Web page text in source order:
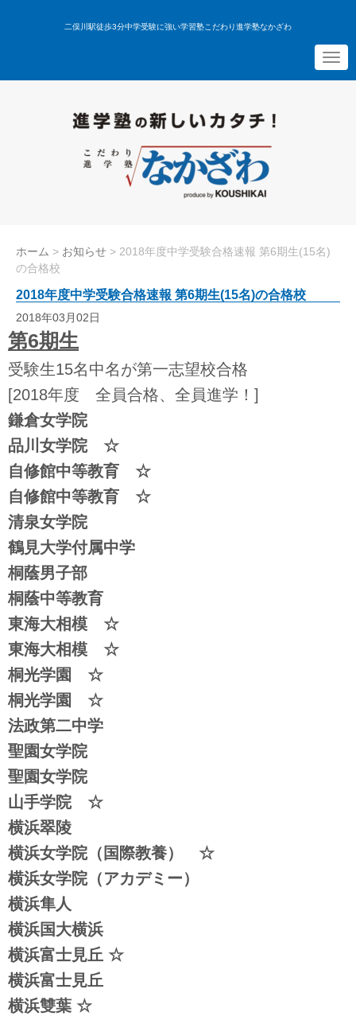
二俣川駅徒歩3分中学受験に強い学習塾こだわり進学塾なかざわ
N
a
v
ホーム > お知らせ > 2018年度中学受験合格速報 第6期生(15名)
の合格校
2018年度中学受験合格速報 第6期生(15名)の合格校
2018年03月02日
第6期生
受験生15名中名が第一志望校合格
[2018年度 全員合格、全員進学！]
鎌倉女学院
品川女学院 ☆
自修館中等教育 ☆
自修館中等教育 ☆
清泉女学院
鶴見大学付属中学
桐蔭男子部
桐蔭中等教育
東海大相模 ☆
東海大相模 ☆
桐光学園 ☆
桐光学園 ☆
法政第二中学
聖園女学院
聖園女学院
山手学院 ☆
横浜翠陵
横浜女学院（国際教養） ☆
横浜女学院（アカデミー）
横浜隼人
横浜国大横浜
横浜富士見丘 ☆
横浜富士見丘
横浜雙葉 ☆